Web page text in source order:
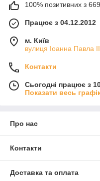
100% позитивних з 669
Працює з 04.12.2012
м. Київ
вулиця Іоанна Павла
Контакти
Сьогодні працює з
Показати весь
Про нас
Контакти
Доставка та оплата